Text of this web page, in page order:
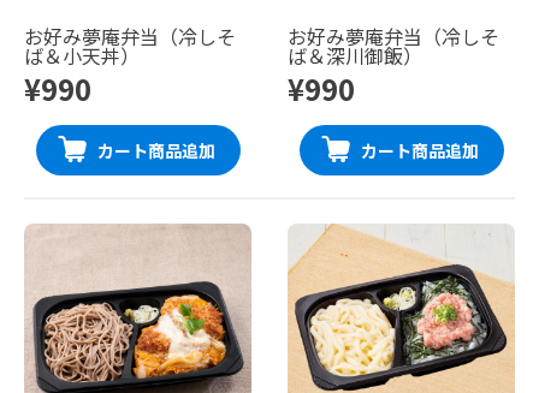
お好み夢庵弁当（冷しそ
ば＆小天丼）
¥990
カート商品追加
お好み夢庵弁当（冷しそ
ば＆深川御飯）
¥990
カート商品追加